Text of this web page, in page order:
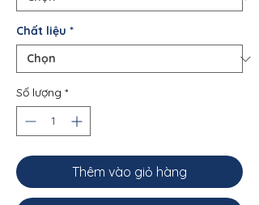
Chất liệu *
Số lượng *
Thêm vào giỏ hàng